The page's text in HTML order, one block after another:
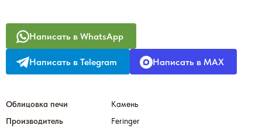
Написать в WhatsApp
Написать в Telegram Написать в MAX
Облицовка печи
Камень
Производитель
Feringer